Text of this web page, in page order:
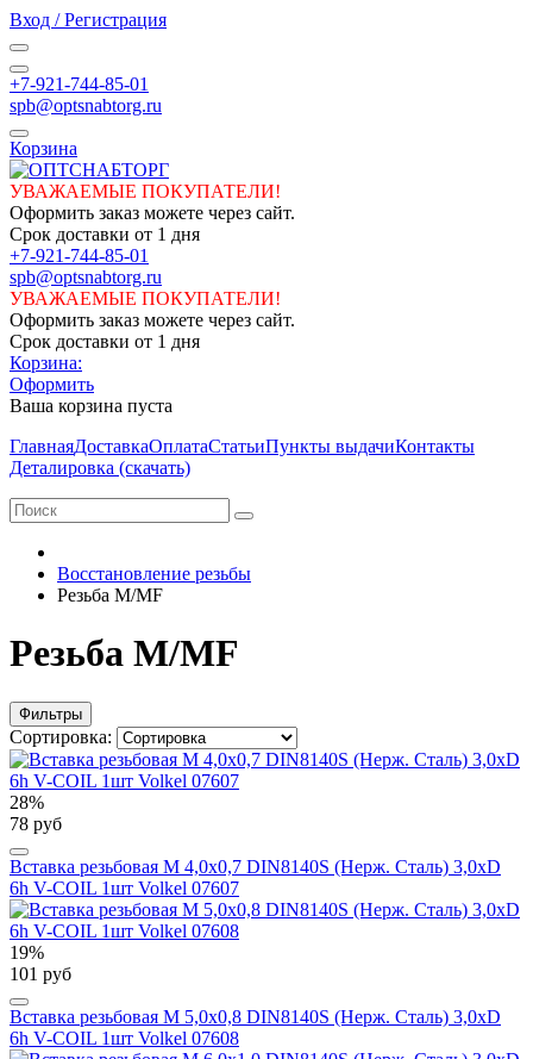
Вход / Регистрация
+7-921-744-85-01
spb@optsnabtorg.ru
Корзина
УВАЖАЕМЫЕ ПОКУПАТЕЛИ!
Оформить заказ можете через сайт.
Срок доставки от 1 дня
+7-921-744-85-01
spb@optsnabtorg.ru
УВАЖАЕМЫЕ ПОКУПАТЕЛИ!
Оформить заказ можете через сайт.
Срок доставки от 1 дня
Корзина:
Оформить
Ваша корзина пуста
ГлавнаяДоставкаОплатаСтатьиПункты выдачиКонтакты
Деталировка (скачать)
Восстановление резьбы
Резьба M/MF
Резьба M/MF
Фильтры
Сортировка:
28%
78 руб
Вставка резьбовая М 4,0х0,7 DIN8140S (Нерж. Сталь) 3,0xD
6h V-COIL 1шт Volkel 07607
19%
101 руб
Вставка резьбовая М 5,0х0,8 DIN8140S (Нерж. Сталь) 3,0xD
6h V-COIL 1шт Volkel 07608